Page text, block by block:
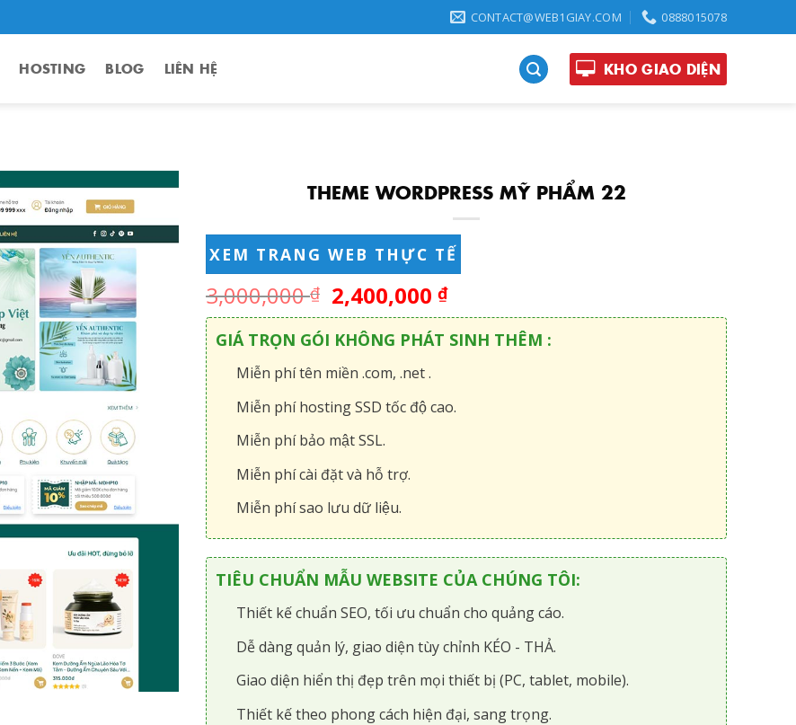
CONTACT@WEB1GIAY.COM 0888015078
HOSTING BLOG LIÊN HỆ KHO GIAO DIỆN
THEME WORDPRESS MỸ PHẨM 22
XEM TRANG WEB THỰC TẾ
3,000,000₫ 2,400,000₫
GIÁ TRỌN GÓI KHÔNG PHÁT SINH THÊM :
Miễn phí tên miền .com, .net .
Miễn phí hosting SSD tốc độ cao.
Miễn phí bảo mật SSL.
Miễn phí cài đặt và hỗ trợ.
Miễn phí sao lưu dữ liệu.
TIÊU CHUẨN MẪU WEBSITE CỦA CHÚNG TÔI:
Thiết kế chuẩn SEO, tối ưu chuẩn cho quảng cáo.
Dễ dàng quản lý, giao diện tùy chỉnh KÉO - THẢ.
Giao diện hiển thị đẹp trên mọi thiết bị (PC, tablet, mobile).
Thiết kế theo phong cách hiện đại, sang trọng.